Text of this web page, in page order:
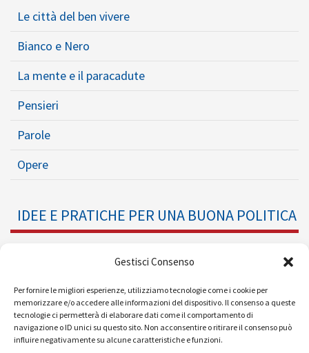
Gestisci Consenso
Per fornire le migliori esperienze, utilizziamo tecnologie come i cookie per
memorizzare e/o accedere alle informazioni del dispositivo. Il consenso a queste
tecnologie ci permetterà di elaborare dati come il comportamento di
navigazione o ID unici su questo sito. Non acconsentire o ritirare il consenso può
influire negativamente su alcune caratteristiche e funzioni.
Le città del ben vivere
Bianco e Nero
La mente e il paracadute
Pensieri
Parole
Opere
IDEE E PRATICHE PER UNA BUONA POLITICA
Formazione Politica
Eventi